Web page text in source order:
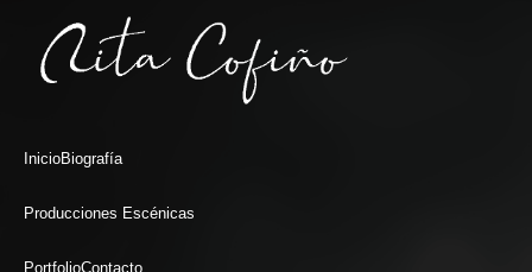
InicioBiografía
Producciones Escénicas
PortfolioContacto